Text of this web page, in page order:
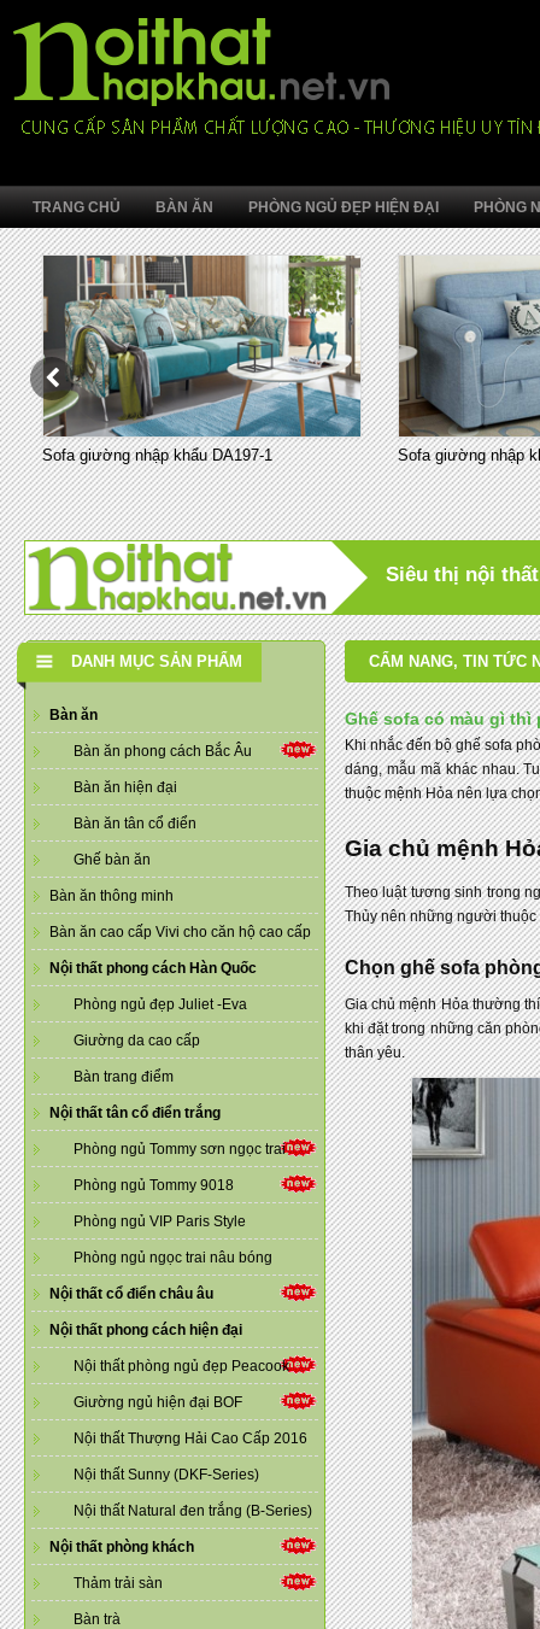
TRANG CHỦ BÀN ĂN PHÒNG NGỦ ĐẸP HIỆN ĐẠI PHÒNG
Sofa giường nhập khẩu DA197-1 Sofa giường nhập
Siêu thị nội
DANH MỤC SẢN PHẨM
Bàn ăn
Bàn ăn phong cách Bắc Âu
Bàn ăn hiện đại
Bàn ăn tân cổ điển
Ghế bàn ăn
Bàn ăn thông minh
Bàn ăn cao cấp Vivi cho căn hộ cao cấp
Nội thất phong cách Hàn Quốc
Phòng ngủ đẹp Juliet -Eva
Giường da cao cấp
Bàn trang điểm
Nội thất tân cổ điển trắng
Phòng ngủ Tommy sơn ngọc trai
Phòng ngủ Tommy 9018
Phòng ngủ VIP Paris Style
Phòng ngủ ngọc trai nâu bóng
Nội thất cổ điển châu âu
Nội thất phong cách hiện đại
Nội thất phòng ngủ đẹp Peacook
Giường ngủ hiện đại BOF
Nội thất Thượng Hải Cao Cấp 2016
Nội thất Sunny (DKF-Series)
Nội thất Natural đen trắng (B-Series)
Nội thất phòng khách
Thảm trải sàn
Bàn trà
CẨM NANG, TIN TỨC
Ghế sofa có màu gì
Khi nhắc đến bộ ghế sofa
dáng, mẫu mã khác nhau.
thuộc mệnh Hỏa nên lựa
Gia chủ mệnh
Theo luật tương sinh trong
Thủy nên những người
Chọn ghế sofa
Gia chủ mệnh Hỏa thường
khi đặt trong những căn
thân yêu.